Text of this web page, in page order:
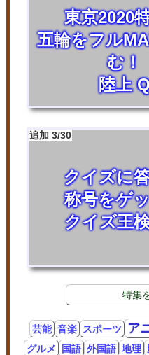
東京2020
五輪をフル
む！
陸上
追加 3/30
クイズに
称号をゲ
クイズ王
特集
芸能 音楽 スポーツ ア
グルメ
国語 外国語 地理